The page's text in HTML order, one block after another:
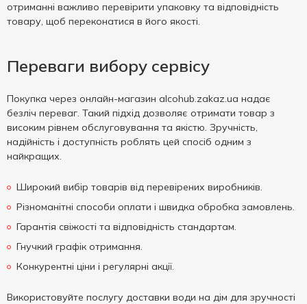
отриманні важливо перевірити упаковку та відповідність
товару, щоб переконатися в його якості.
Переваги вибору сервісу
Покупка через онлайн-магазин alcohub.zakaz.ua надає
безліч переваг. Такий підхід дозволяє отримати товар з
високим рівнем обслуговування та якістю. Зручність,
надійність і доступність роблять цей спосіб одним з
найкращих.
Широкий вибір товарів від перевірених виробників.
Різноманітні способи оплати і швидка обробка замовлень.
Гарантія свіжості та відповідність стандартам.
Гнучкий графік отримання.
Конкурентні ціни і регулярні акції.
Використовуйте послугу доставки води на дім для зручності